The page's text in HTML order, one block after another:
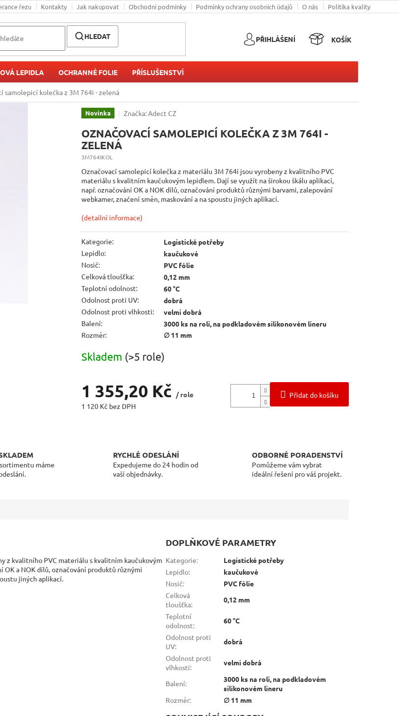
řezu Kontakty Jak nakupovat Obchodní podmínky Podmínky ochrany osobních údajů O nás Politika kvality
HLEDAT PŘIHLÁŠENÍ
NÁKUPNÍKOŠÍK
LEPIDLA OCHRANNÉ FOLIE PŘÍSLUŠENSTVÍ
samolepicí kolečka z 3M 764i - zelená
Novinka Značka: Adect CZ
OZNAČOVACÍ SAMOLEPICÍ KOLEČKA Z 3M 764I -
ZELENÁ
3M764IKOL
Označovací samolepicí kolečka z materiálu 3M 764i jsou vyrobeny z kvalitního PVC
materiálu s kvalitním kaučukovým lepidlem. Dají se využít na širokou škálu aplikací,
např. označování OK a NOK dílů, označování produktů různými barvami, zalepování
webkamer, značení směn, maskování a na spoustu jiných aplikací.
(detailní informace)
Kategorie:
Logistické potřeby
Lepidlo:
kaučukové
Nosič:
PVC fólie
Celková tloušťka:
0,12 mm
Teplotní odolnost:
60 °C
Odolnost proti UV:
dobrá
Odolnost proti vlhkosti:
velmi dobrá
Balení:
3000 ks na roli, na podkladovém silikonovém lineru
Rozměr: ∅ 11 mm
Skladem (>5 role)
1 355,20 Kč / role
1 120 Kč bez DPH
Přidat do košíku
máme
RYCHLÉ ODESLÁNÍ
Expedujeme do 24 hodin od
vaší objednávky.
ODBORNÉ PORADENSTVÍ
Pomůžeme vám vybrat
ideální řešení pro váš projekt.
z kvalitního PVC materiálu s kvalitním kaučukovým
OK a NOK dílů, označování produktů různými
jiných aplikací.
DOPLŇKOVÉ PARAMETRY
Kategorie:
Logistické potřeby
Lepidlo:
kaučukové
Nosič:
PVC fólie
Celková
tloušťka:
0,12 mm
Teplotní
odolnost:
60 °C
Odolnost proti
UV:
dobrá
Odolnost proti
vlhkosti:
velmi dobrá
Balení:
3000 ks na roli, na podkladovém
silikonovém lineru
Rozměr: ∅ 11 mm